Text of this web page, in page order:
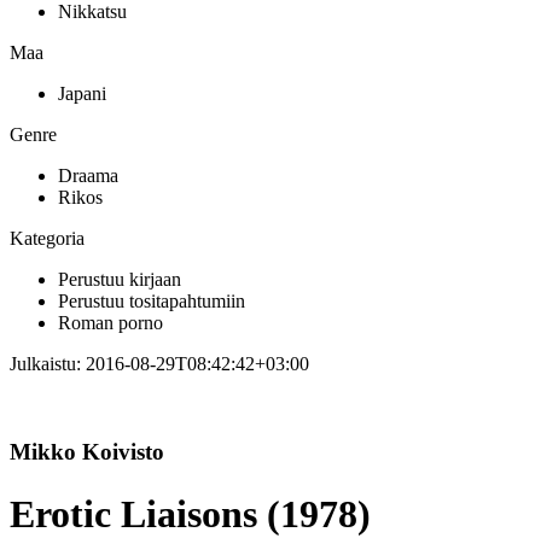
Nikkatsu
Maa
Japani
Genre
Draama
Rikos
Kategoria
Perustuu kirjaan
Perustuu tositapahtumiin
Roman porno
Julkaistu: 2016-08-29T08:42:42+03:00
Mikko Koivisto
Erotic Liaisons (1978)